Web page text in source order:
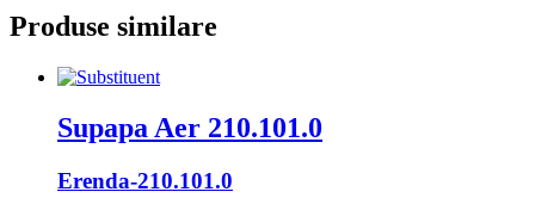
Produse similare
Supapa Aer 210.101.0
Erenda-210.101.0